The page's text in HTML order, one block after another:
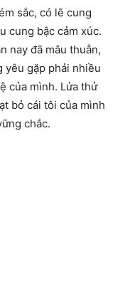
sắc, có lẽ cung
cung bậc cảm xúc.
nay đã mâu thuẫn,
yêu gặp phải nhiều
của mình. Lửa thử
bỏ cái tôi của mình
chắc.